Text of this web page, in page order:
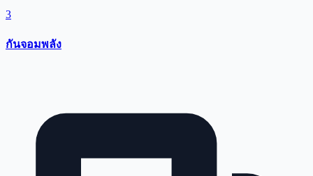
3
กันจอมพลัง